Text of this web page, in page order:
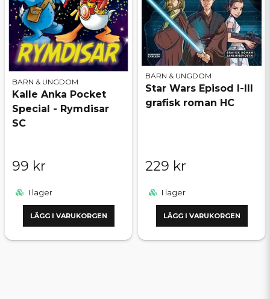
BARN & UNGDOM
Kalle Anka Pocket
Special - Rymdisar
SC
99 kr
I lager
LÄGG I VARUKORGEN
BARN & UNGDOM
Star Wars Episod I-III
grafisk roman HC
229 kr
I lager
LÄGG I VARUKORGEN